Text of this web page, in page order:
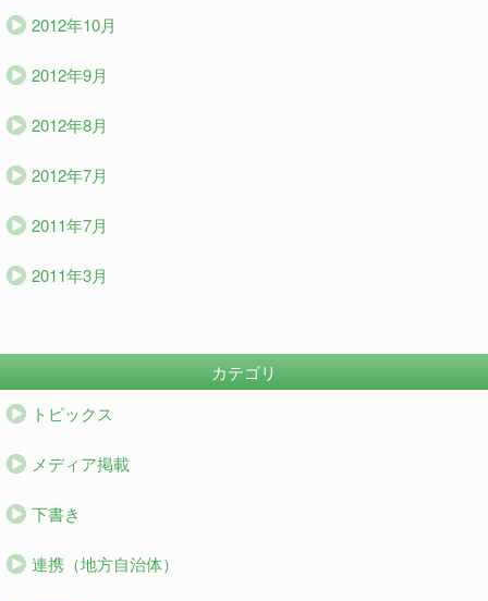
2012年10月
2012年9月
2012年8月
2012年7月
2011年7月
2011年3月
カテゴリ
トピックス
メディア掲載
下書き
連携（地方自治体）